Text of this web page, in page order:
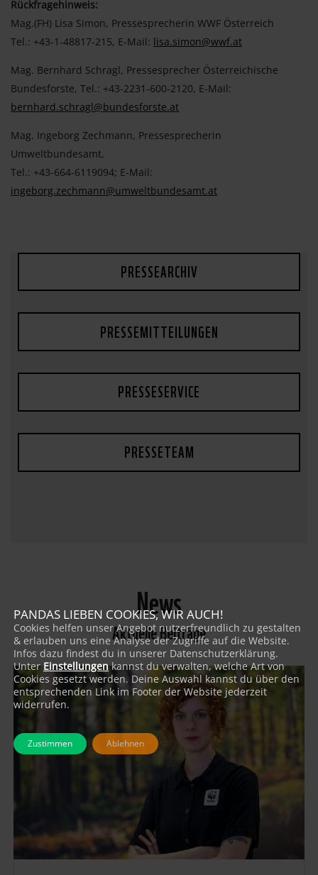
Rückfragehinweis:
Mag.(FH) Lisa Simon, Pressesprecherin WWF Österreich
Tel.: +43-1-48817-215, E-Mail: lisa.simon@wwf.at
Mag. Bernhard Schragl, Pressesprecher Österreichische
Bundesforste, Tel.: +43-2231-600-2120, E-Mail:
bernhard.schragl@bundesforste.at
Mag. Ingeborg Zechmann, Pressesprecherin
Umweltbundesamt,
Tel.: +43-664-6119094; E-Mail:
ingeborg.zechmann@umweltbundesamt.at
PRESSEARCHIV
PRESSEMITTEILUNGEN
PRESSESERVICE
PRESSETEAM
News
Aktuelle Beiträge
PANDAS LIEBEN COOKIES, WIR AUCH!
Cookies helfen unser Angebot nutzerfreundlich zu gestalten
& erlauben uns eine Analyse der Zugriffe auf die Website.
Infos dazu findest du in unserer Datenschutzerklärung.
UnterEinstellungen kannst du verwalten, welche Art von
Cookies gesetzt werden. Deine Auswahl kannst du über den
entsprechenden Link im Footer der Website jederzeit
widerrufen.
Zustimmen Ablehnen